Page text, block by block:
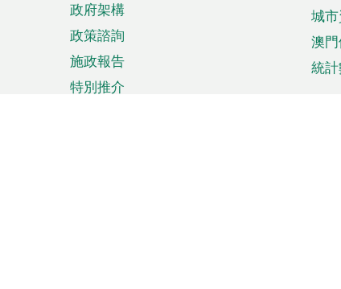
政府架構
政策諮詢
施政報告
特別推介
城
澳
統